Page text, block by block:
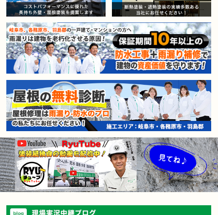
賃貸マンション・アパートオー